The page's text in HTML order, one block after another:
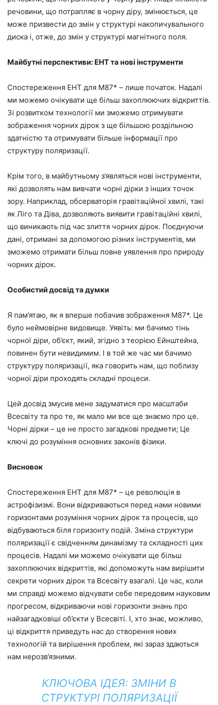
речовини, що потрапляє в чорну діру, змінюється, це
може призвести до змін у структурі накопичувального
диска і, отже, до змін у структурі магнітного поля.
Майбутні перспективи: EHT та нові інструменти
Спостереження EHT для M87* – лише початок. Надалі
ми можемо очікувати ще більш захоплюючих відкриттів.
Зі розвитком технології ми зможемо отримувати
зображення чорних дірок з ще більшою роздільною
здатністю та отримувати більше інформації про
структуру поляризації.
Крім того, в майбутньому з’являться нові інструменти,
які дозволять нам вивчати чорні дірки з інших точок
зору. Наприклад, обсерваторія гравітаційної хвилі, такі
як Ліго та Діва, дозволяють виявити гравітаційні хвилі,
що виникають під час злиття чорних дірок. Поєднуючи
дані, отримані за допомогою різних інструментів, ми
зможемо отримати більш повне уявлення про природу
чорних дірок.
Особистий досвід та думки
Я пам’ятаю, як я вперше побачив зображення M87*. Це
було неймовірне видовище. Уявіть: ми бачимо тінь
чорної діри, об’єкт, який, згідно з теорією Ейнштейна,
повинен бути невидимим. І в той же час ми бачимо
структуру поляризації, яка говорить нам, що поблизу
чорної діри проходять складні процеси.
Цей досвід змусив мене задуматися про масштаби
Всесвіту та про те, як мало ми все ще знаємо про це.
Чорні дірки – це не просто загадкові предмети; Це
ключі до розуміння основних законів фізики.
Висновок
Спостереження EHT для M87* – це революція в
астрофізизмі. Вони відкриваються перед нами новими
горизонтами розуміння чорних дірок та процесів, що
відбуваються біля горизонту подій. Зміна структури
поляризації є свідченням динамізму та складності цих
процесів. Надалі ми можемо очікувати ще більш
захоплюючих відкриттів, які допоможуть нам вирішити
секрети чорних дірок та Всесвіту взагалі. Це час, коли
ми справді можемо відчувати себе передовим науковим
прогресом, відкриваючи нові горизонти знань про
найзагадковіші об’єкти у Всесвіті. І, хто знає, можливо,
ці відкриття приведуть нас до створення нових
технологій та вирішення проблем, які зараз здаються
нам нерозв’язними.
КЛЮЧОВА ІДЕЯ: ЗМІНИ В
СТРУКТУРІ ПОЛЯРИЗАЦІЇ